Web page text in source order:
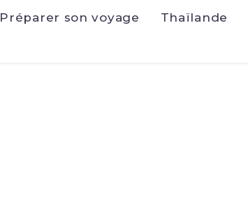
Préparer son voyage Thaïlande